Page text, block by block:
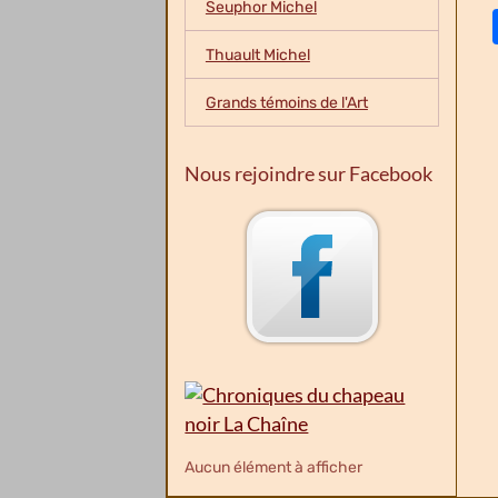
Seuphor Michel
Thuault Michel
Grands témoins de l'Art
Nous rejoindre sur Facebook
Aucun élément à afficher